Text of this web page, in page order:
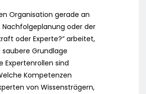
Organisation gerade an
oder der
oder Experte?“ arbeitet,
Grundlage
Expertenrollen sind
Kompetenzen
von Wissensträgern,